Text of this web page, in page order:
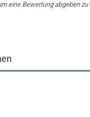
eine Bewertung abgeben zu